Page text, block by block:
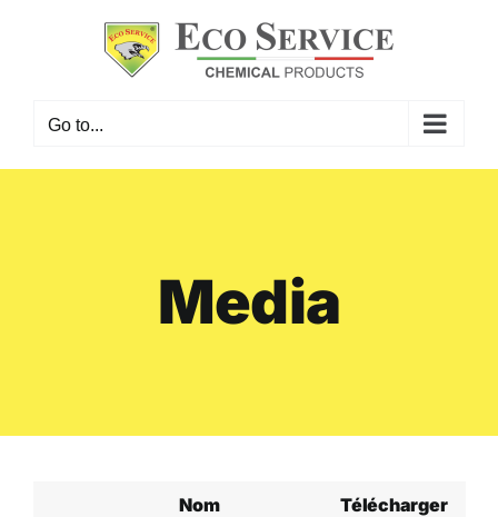
Go to...
Media
Nom Télécharger